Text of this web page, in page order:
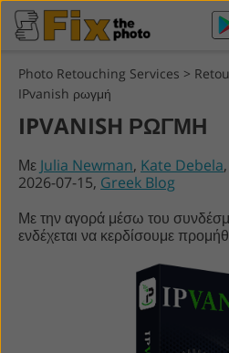
Photo Retouching Services >
IPvanish ρωγμή
IPVANISH ΡΩΓΜΉ
Με Julia Newman, Kate Debela,
2026-07-15, Greek Blog
Με την αγορά μέσω του
ενδέχεται να κερδίσουμε